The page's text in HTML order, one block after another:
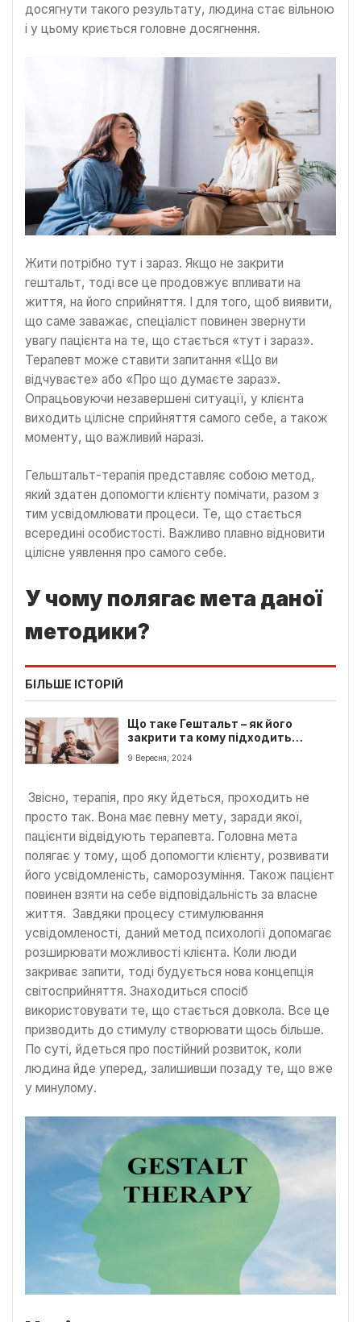
досягнути такого результату, людина стає вільною
і у цьому криється головне досягнення.
Жити потрібно тут і зараз. Якщо не закрити
гештальт, тоді все це продовжує впливати на
життя, на його сприйняття. І для того, щоб виявити,
що саме заважає, спеціаліст повинен звернути
увагу пацієнта на те, що стається «тут і зараз».
Терапевт може ставити запитання «Що ви
відчуваєте» або «Про що думаєте зараз».
Опрацьовуючи незавершені ситуації, у клієнта
виходить цілісне сприйняття самого себе, а також
моменту, що важливий наразі.
Гельштальт-терапія представляє собою метод,
який здатен допомогти клієнту помічати, разом з
тим усвідомлювати процеси. Те, що стається
всередині особистості. Важливо плавно відновити
цілісне уявлення про самого себе.
У чому полягає мета даної
методики?
БІЛЬШЕ ІСТОРІЙ
Що таке Гештальт – як його
закрити та кому підходить
терапія?
9 Вересня, 2024
Звісно, терапія, про яку йдеться, проходить не
просто так. Вона має певну мету, заради якої,
пацієнти відвідують терапевта. Головна мета
полягає у тому, щоб допомогти клієнту, розвивати
його усвідомленість, саморозуміння. Також пацієнт
повинен взяти на себе відповідальність за власне
життя. Завдяки процесу стимулювання
усвідомленості, даний метод психології допомагає
розширювати можливості клієнта. Коли люди
закриває запити, тоді будується нова концепція
світосприйняття. Знаходиться спосіб
використовувати те, що стається довкола. Все це
призводить до стимулу створювати щось більше.
По суті, йдеться про постійний розвиток, коли
людина йде уперед, залишивши позаду те, що вже
у минулому.